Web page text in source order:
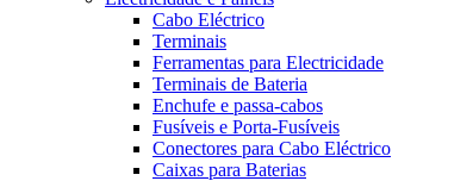
Cabo Eléctrico
Terminais
Ferramentas para Electricidade
Terminais de Bateria
Enchufe e passa-cabos
Fusíveis e Porta-Fusíveis
Conectores para Cabo Eléctrico
Caixas para Baterias